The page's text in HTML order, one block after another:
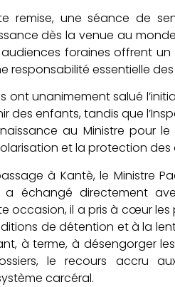
remise, une séance de
dès la venue au
foraines offrent
responsabilité essentielle
ont unanimement salué
des enfants, tandis que
au Ministre pour
et la protection des
à Kantè, le Ministre
échangé directement
occasion, il a pris à cœur
de détention et à la
à terme, à désengorger
le recours accru
carcéral.